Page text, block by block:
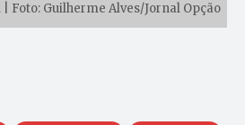
Foto: Guilherme Alves/Jornal Opção